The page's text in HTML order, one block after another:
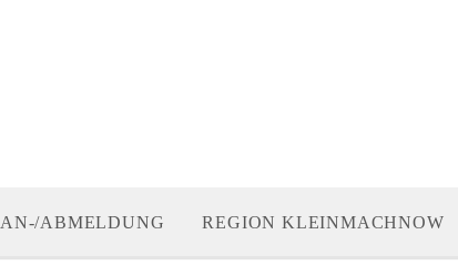
AN-/ABMELDUNG REGION KLEINMACHNOW